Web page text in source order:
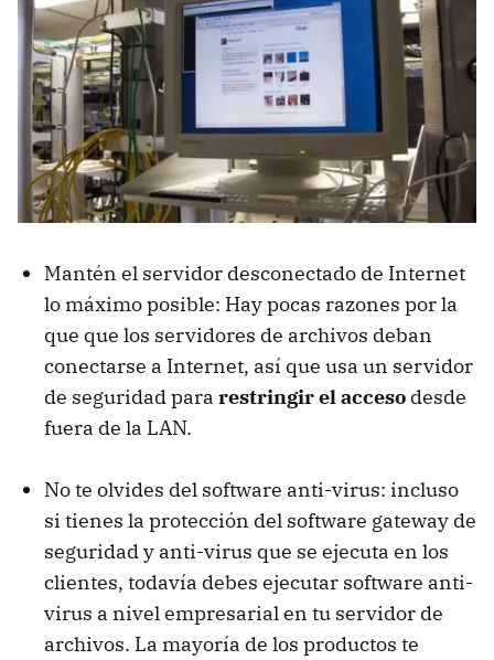
Mantén el servidor desconectado de Internet
lo máximo posible: Hay pocas razones por la
que que los servidores de archivos deban
conectarse a Internet, así que usa un servidor
de seguridad para restringir el acceso desde
fuera de la LAN.
No te olvides del software anti-virus: incluso
si tienes la protección del software gateway de
seguridad y anti-virus que se ejecuta en los
clientes, todavía debes ejecutar software anti-
virus a nivel empresarial en tu servidor de
archivos. La mayoría de los productos te